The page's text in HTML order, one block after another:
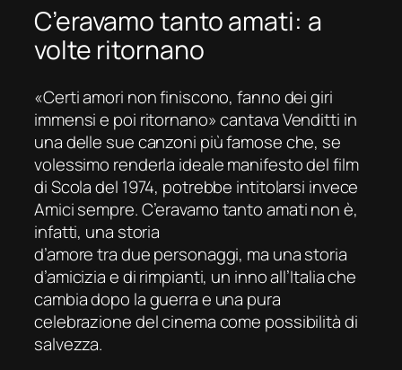
C’eravamo tanto amati: a
volte ritornano
«Certi amori non finiscono, fanno dei giri
immensi e poi ritornano» cantava Venditti in
una delle sue canzoni più famose che, se
volessimo renderla ideale manifesto del film
di Scola del 1974, potrebbe intitolarsi invece
Amici sempre. C’eravamo tanto amati non è,
infatti, una storia
d’amore tra due personaggi, ma una storia
d’amicizia e di rimpianti, un inno all’Italia che
cambia dopo la guerra e una pura
celebrazione del cinema come possibilità di
salvezza.